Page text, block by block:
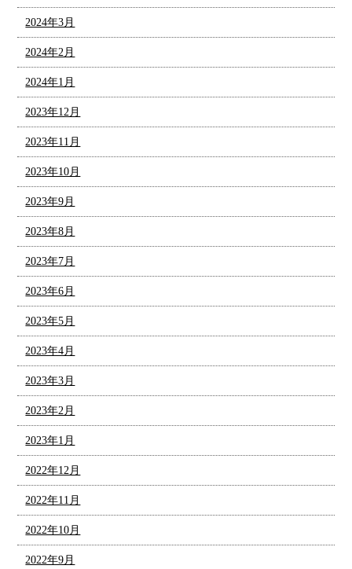
2024年3月
2024年2月
2024年1月
2023年12月
2023年11月
2023年10月
2023年9月
2023年8月
2023年7月
2023年6月
2023年5月
2023年4月
2023年3月
2023年2月
2023年1月
2022年12月
2022年11月
2022年10月
2022年9月